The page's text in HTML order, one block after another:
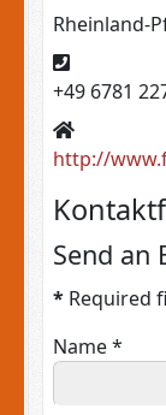
Rheinland-
Telefon
+49 6781
Website
http://
Send an
*Required
Name*